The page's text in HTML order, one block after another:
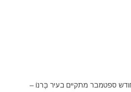
ספטמבר מתקיים בעיר בֶּרנוֹ –